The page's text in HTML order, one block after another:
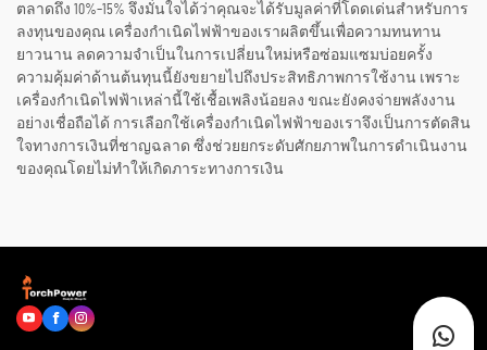
ตลาดถึง 10%–15% จึงมั่นใจได้ว่าคุณจะได้รับมูลค่าที่โดดเด่นสำหรับการ
ลงทุนของคุณ เครื่องกำเนิดไฟฟ้าของเราผลิตขึ้นเพื่อความทนทาน
ยาวนาน ลดความจำเป็นในการเปลี่ยนใหม่หรือซ่อมแซมบ่อยครั้ง
ความคุ้มค่าด้านต้นทุนนี้ยังขยายไปถึงประสิทธิภาพการใช้งาน เพราะ
เครื่องกำเนิดไฟฟ้าเหล่านี้ใช้เชื้อเพลิงน้อยลง ขณะยังคงจ่ายพลังงาน
อย่างเชื่อถือได้ การเลือกใช้เครื่องกำเนิดไฟฟ้าของเราจึงเป็นการตัดสิน
ใจทางการเงินที่ชาญฉลาด ซึ่งช่วยยกระดับศักยภาพในการดำเนินงาน
ของคุณโดยไม่ทำให้เกิดภาระทางการเงิน